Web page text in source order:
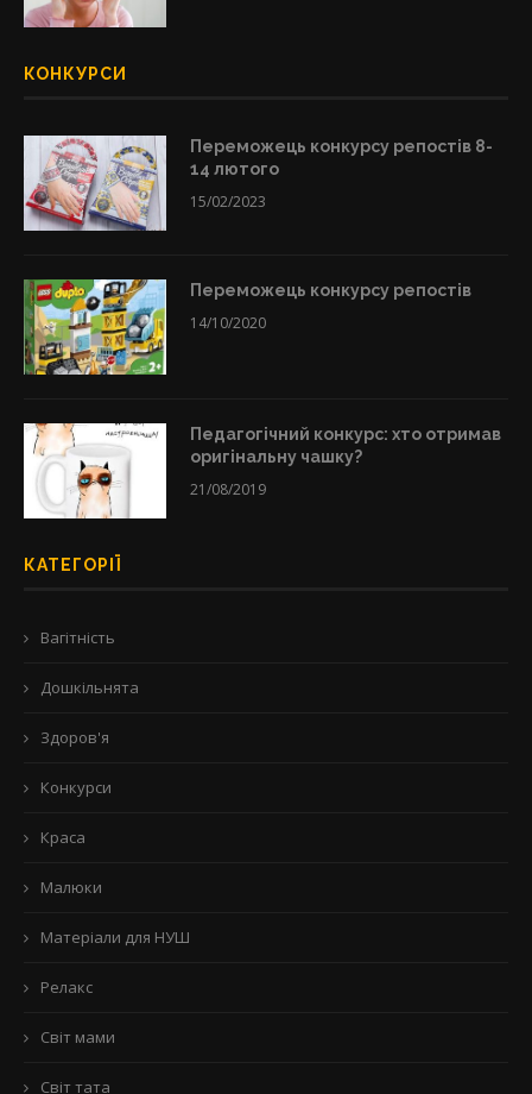
КОНКУРСИ
Переможець конкурсу репостів 8-
14 лютого
15/02/2023
Переможець конкурсу репостів
14/10/2020
Педагогічний конкурс: хто отримав
оригінальну чашку?
21/08/2019
КАТЕГОРІЇ
Вагітність
Дошкільнята
Здоров'я
Конкурси
Краса
Малюки
Матеріали для НУШ
Релакс
Світ мами
Світ тата